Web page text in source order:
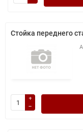
Стойка переднего